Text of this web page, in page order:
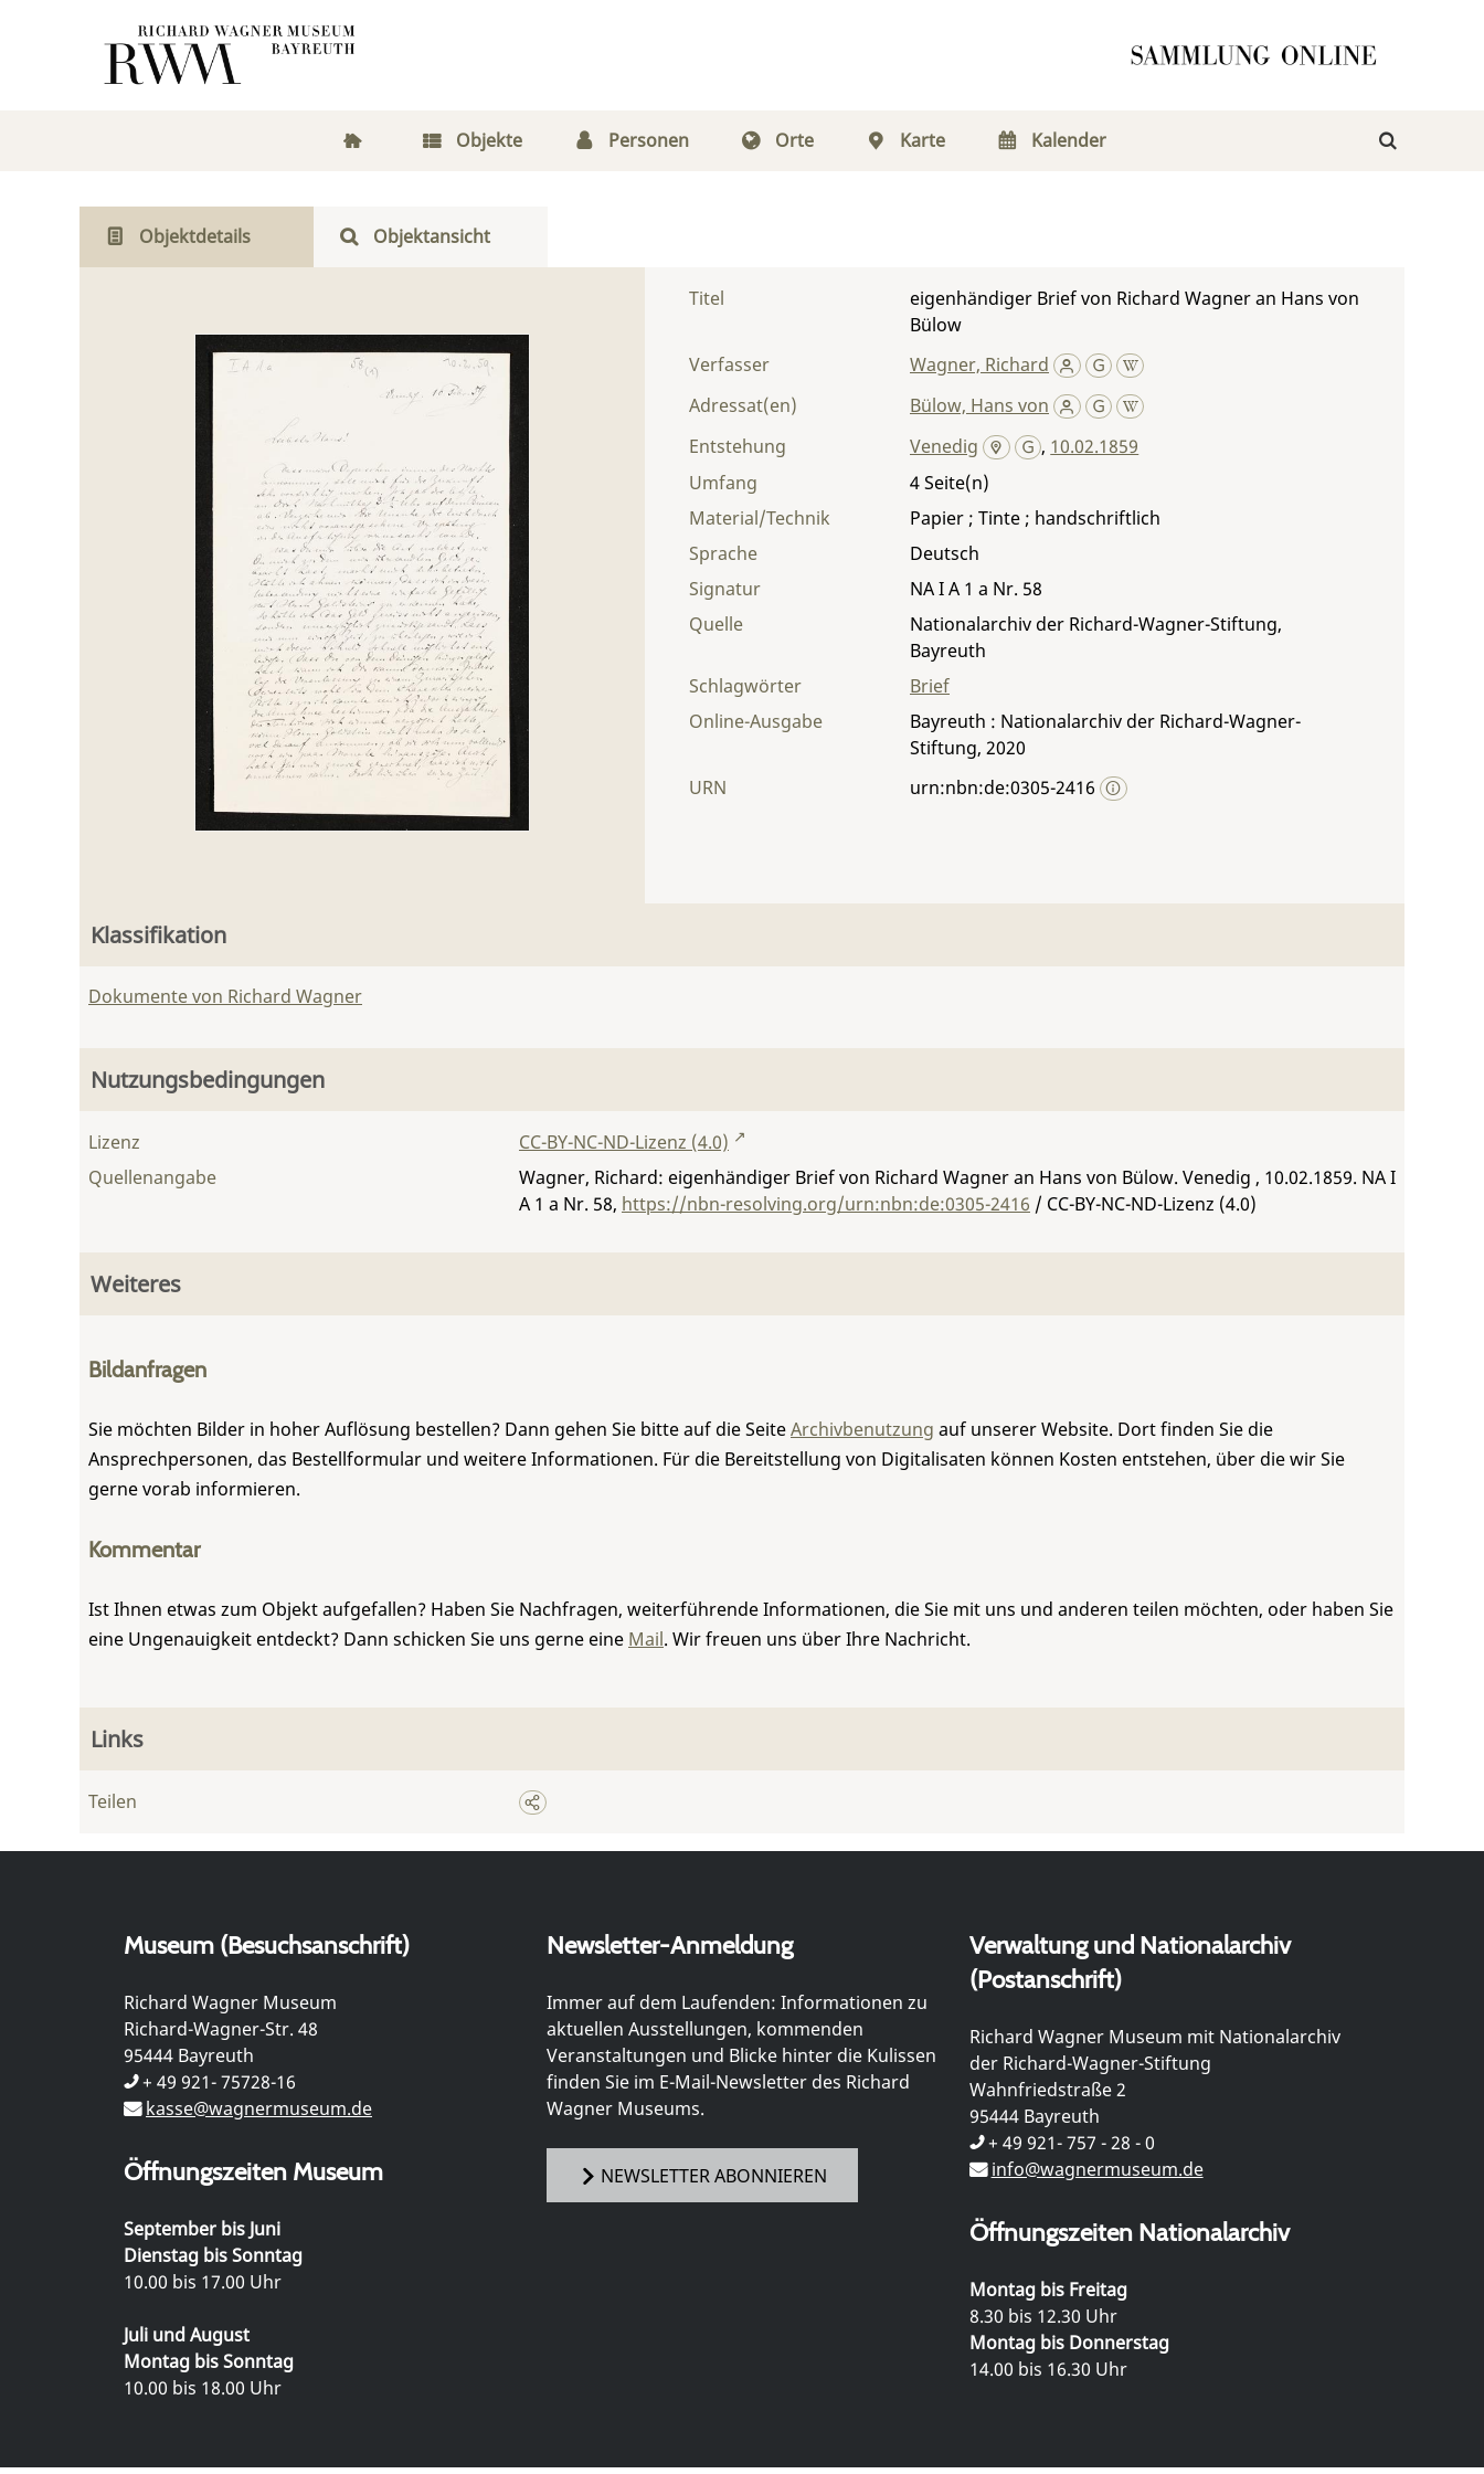
Objekte Personen Orte Karte Kalender
Objektdetails Objektansicht
Titel
eigenhändiger Brief von Richard Wagner an Hans von
Bülow
Verfasser
Wagner, Richard
Adressat(en)
Bülow, Hans von
Entstehung
Venedig , 10.02.1859
Umfang
4
Material/Technik
Papier ; Tinte ; handschriftlich
Sprache
Deutsch
Signatur
NA I A 1 a Nr. 58
Quelle
Nationalarchiv der Richard-Wagner-Stiftung,
Bayreuth
Schlagwörter
Brief
Online-Ausgabe
Bayreuth : Nationalarchiv der Richard-Wagner-
Stiftung, 2020
URN
urn:nbn:de:0305-2416
Klassifikation
Dokumente von Richard Wagner
Nutzungsbedingungen
Lizenz
CC-BY-NC-ND-Lizenz (4.0)
Quellenangabe
Wagner, Richard: eigenhändiger Brief von Richard Wagner an Hans von Bülow. Venedig , 10.02.1859. NA I
A 1 a Nr. 58, https://nbn-resolving.org/urn:nbn:de:0305-2416 / CC-BY-NC-ND-Lizenz (4.0)
Weiteres
Bildanfragen
Sie möchten Bilder in hoher Auflösung bestellen? Dann gehen Sie bitte auf die SeiteArchivbenutzung auf unserer Website. Dort finden Sie die
Ansprechpersonen, das Bestellformular und weitere Informationen. Für die Bereitstellung von Digitalisaten können Kosten entstehen, über die wir Sie
gerne vorab informieren.
Kommentar
Ist Ihnen etwas zum Objekt aufgefallen? Haben Sie Nachfragen, weiterführende Informationen, die Sie mit uns und anderen teilen möchten, oder haben Sie
eine Ungenauigkeit entdeckt? Dann schicken Sie uns gerne eine Mail. Wir freuen uns über Ihre Nachricht.
Links
Teilen
Museum (Besuchsanschrift)
Richard Wagner Museum
Richard-Wagner-Str. 48
95444 Bayreuth
+ 49 921- 75728-16
kasse@wagnermuseum.de
Öffnungszeiten Museum
September bis Juni
Dienstag bis Sonntag
10.00 bis 17.00 Uhr
Juli und August
Montag bis Sonntag
10.00 bis 18.00 Uhr
Newsletter-Anmeldung
Immer auf dem Laufenden: Informationen zu
aktuellen Ausstellungen, kommenden
Veranstaltungen und Blicke hinter die Kulissen
finden Sie im E-Mail-Newsletter des Richard
Wagner Museums.
NEWSLETTER ABONNIEREN
Verwaltung und Nationalarchiv
(Postanschrift)
Richard Wagner Museum mit Nationalarchiv
der Richard-Wagner-Stiftung
Wahnfriedstraße 2
95444 Bayreuth
+ 49 921- 757 - 28 - 0
info@wagnermuseum.de
Öffnungszeiten Nationalarchiv
Montag bis Freitag
8.30 bis 12.30 Uhr
Montag bis Donnerstag
14.00 bis 16.30 Uhr